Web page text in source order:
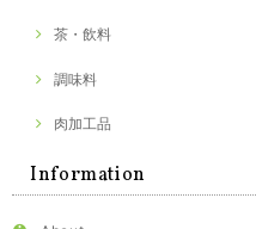
茶・飲料
調味料
肉加工品
Information